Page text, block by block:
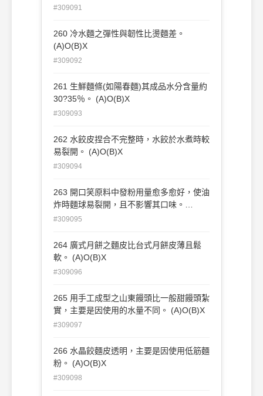
#309091
260 冷水麵之彈性與韌性比燙麵差。
(A)O(B)X
#309092
261 生鮮麵條(如陽春麵)其成品水分含量約
30?35％。 (A)O(B)X
#309093
262 水餃皮捏合不完整時，水餃於水煮時較
易裂開。 (A)O(B)X
#309094
263 開口笑原料中發粉用量愈多愈好，使油
炸時麵球易裂開，且不影響其口味。
(A)O(B)X
#309095
264 廣式月餅之麵皮比台式月餅皮薄且鬆
軟。 (A)O(B)X
#309096
265 用手工成型之山東饅頭比一般甜饅頭紮
實，主要是因使用的水量不同。 (A)O(B)X
#309097
266 水晶餃麵皮透明，主要是因使用低筋麵
粉。 (A)O(B)X
#309098